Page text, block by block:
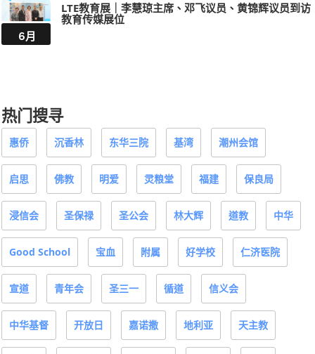
6月
LTE教育展｜李慧琼主席、邓飞议员、黄锦辉议员到访
教育传媒展位
热门搜寻
惠侨 沉香林 东华三院 基湾 潮州会馆
启思 佛教 明爱 灵粮堂 福建 保良局
浸信会 圣保禄 圣公会 林大辉 道教 中华
Good School 宝血 附属 好学校 仁济医院
宣道 青年会 圣三一 循道 信义会
中华基督 开放日 嘉诺撒 地利亚 天主教